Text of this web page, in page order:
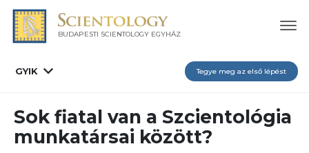
BUDAPESTI SCIENTOLOGY EGYHÁZ
GYIK Tegye meg az első lépést
Sok fiatal van a Szcientológia
munkatársai között?